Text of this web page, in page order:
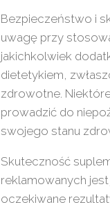
Bezpieczeństwo i
uwagę przy
jakichkolwiek
dietetykiem,
zdrowotne.
prowadzić do
swojego stanu
Skuteczność
reklamowanych
oczekiwane